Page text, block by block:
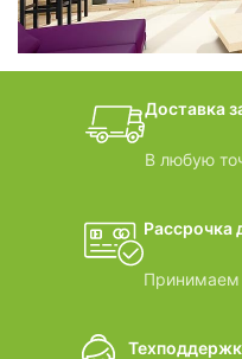
дачные
Доставка
В любую
Рассрочка
Принимаем